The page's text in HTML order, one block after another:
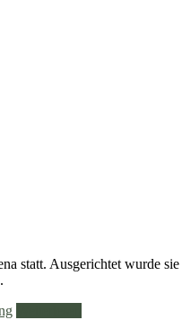
statt. Ausgerichtet wurde